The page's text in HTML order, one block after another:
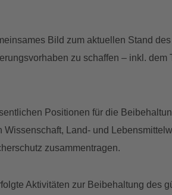
Bild zum aktuellen Stand
zu schaffen – inkl. dem
Positionen für die
Wissenschaft, Land- und
zusammentragen.
Aktivitäten zur Beibehaltung des